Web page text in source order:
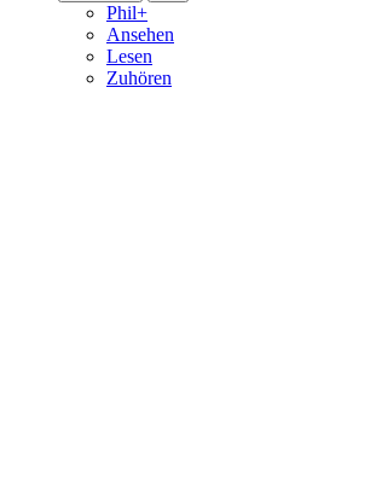
Phil+
Ansehen
Lesen
Zuhören